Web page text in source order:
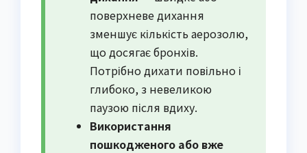
поверхневе дихання
зменшує кількість аерозолю,
що досягає бронхів.
Потрібно дихати повільно і
глибоко, з невеликою
паузою після вдиху.
Використання
пошкодженого або вже